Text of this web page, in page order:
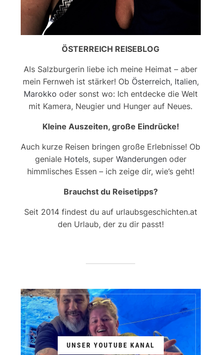
ÖSTERREICH REISEBLOG
Als Salzburgerin liebe ich meine Heimat – aber
mein Fernweh ist stärker! Ob Österreich, Italien,
Marokko oder sonst wo: Ich entdecke die Welt
mit Kamera, Neugier und Hunger auf Neues.
Kleine Auszeiten, große Eindrücke!
Auch kurze Reisen bringen große Erlebnisse! Ob
geniale Hotels, super Wanderungenoder
himmlisches Essen – ich zeige dir, wie’s geht!
Brauchst du Reisetipps?
Seit 2014 findest du auf urlaubsgeschichten.at
den Urlaub, der zu dir passt!
UNSER YOUTUBE KANAL